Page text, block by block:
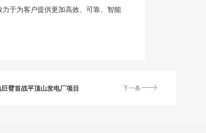
于为客户提供更加高效、可靠、智能
下一条
臂首战平顶山发电厂项目